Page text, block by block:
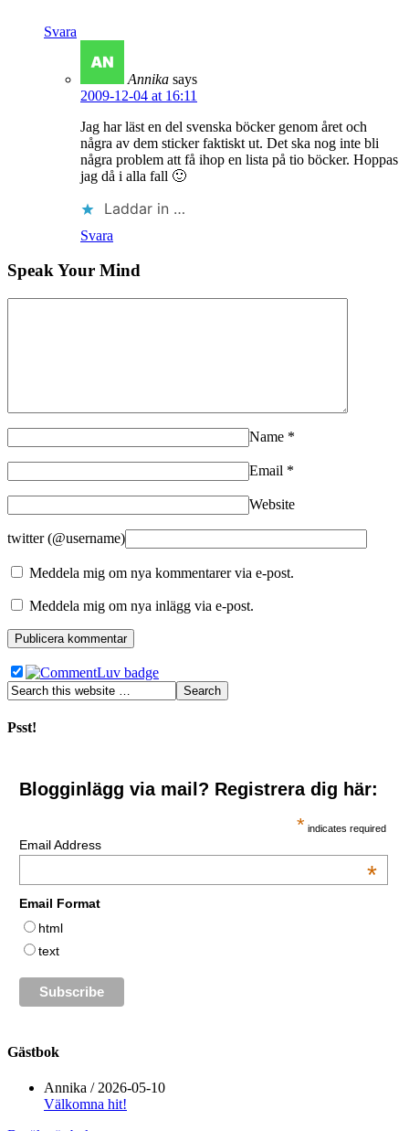
Svara
Annika says
2009-12-04 at 16:11
Jag har läst en del svenska böcker genom året och
några av dem sticker faktiskt ut. Det ska nog inte bli
några problem att få ihop en lista på tio böcker. Hoppas
jag då i alla fall 🙂
Laddar in …
Svara
Speak Your Mind
Name *
Email *
Website
twitter (@username)
Meddela mig om nya kommentarer via e-post.
Meddela mig om nya inlägg via e-post.
Psst!
Blogginlägg via mail? Registrera dig här:
* indicates required
Email Address
*
Email Format
html
text
Gästbok
Annika / 2026-05-10
Välkomna hit!